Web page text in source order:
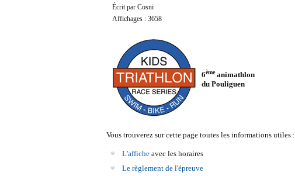
Écrit par Cosni
Affichages : 3658
6èmeanimathlon
du Pouliguen
Vous trouverez sur cette page toutes les informations utiles :
L'affiche avec les horaires
Le règlement de l'épreuve